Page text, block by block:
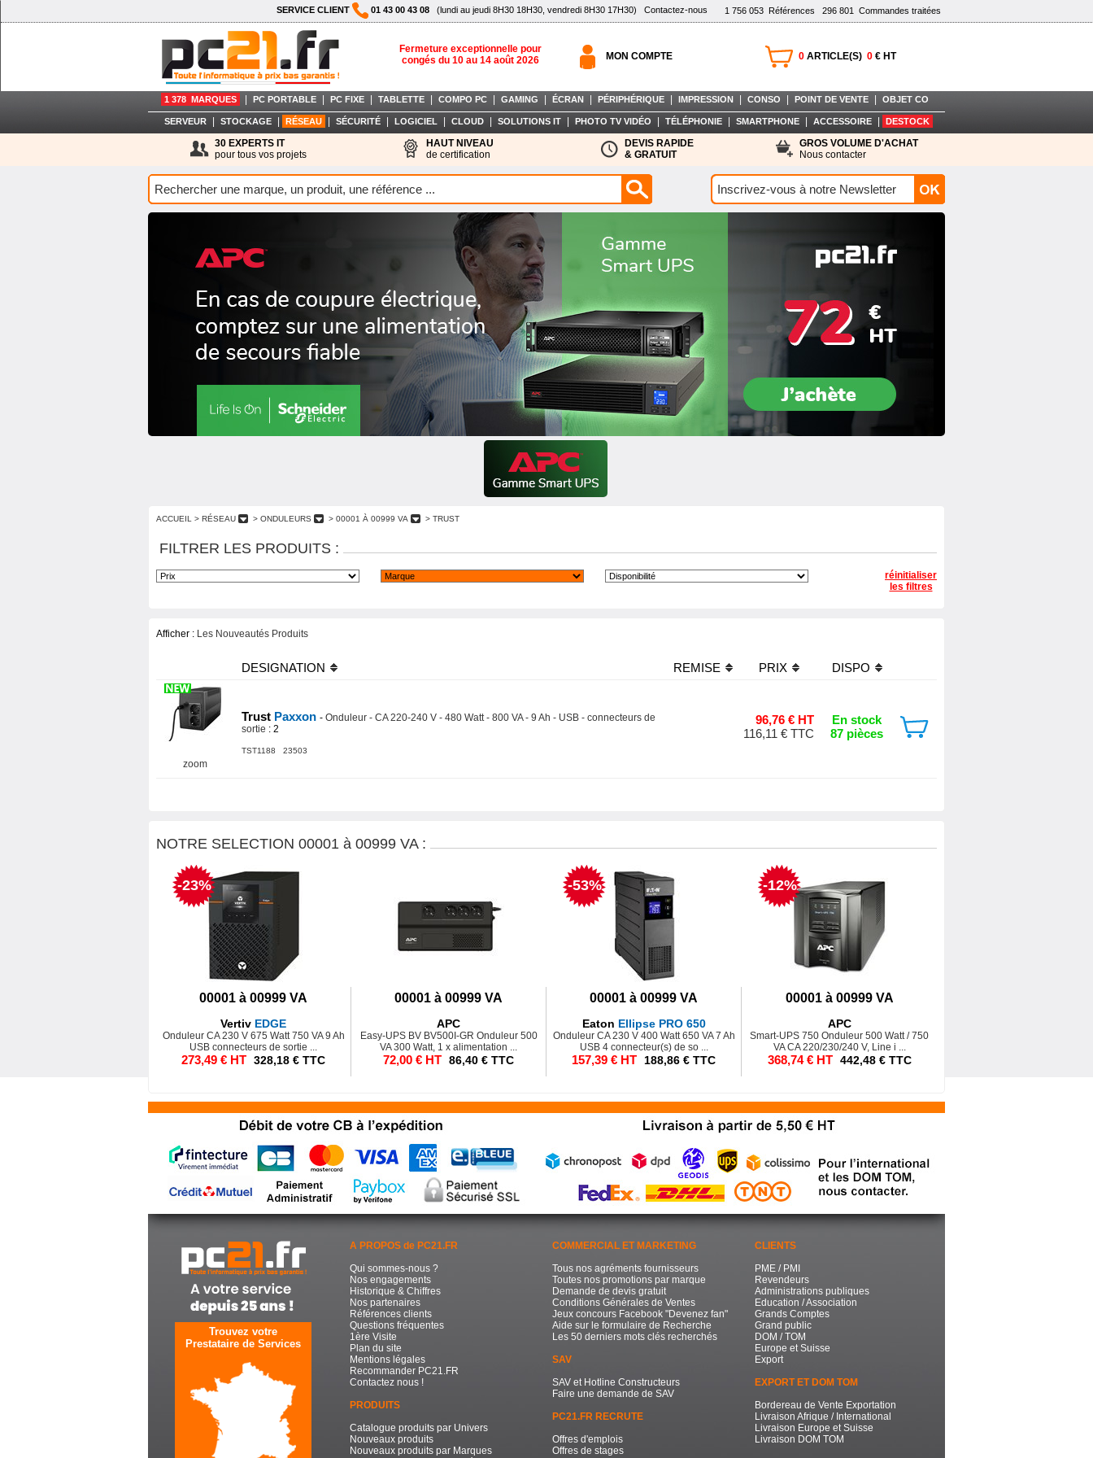
1 756 053 Références 296 801 Commandes traitées
SERVICE CLIENT 01 43 00 43 08 (lundi au jeudi 8H30 18H30, vendredi 8H30 17H30) Contactez-nous
Fermeture exceptionnelle pour
congés du 10 au 14 août 2026
0 ARTICLE(S) 0 € HT
MON COMPTE
1 378 MARQUES PC PORTABLE PC FIXE TABLETTE COMPO PC GAMING ÉCRAN PÉRIPHÉRIQUE IMPRESSION CONSO POINT DE VENTE OBJET CO
SERVEUR STOCKAGE RÉSEAU SÉCURITÉ LOGICIEL CLOUD SOLUTIONS IT PHOTO TV VIDÉO TÉLÉPHONIE SMARTPHONE ACCESSOIRE DESTOCK
30 EXPERTS IT
pour tous vos projets
HAUT NIVEAU
de certification
DEVIS RAPIDE
& GRATUIT
GROS VOLUME D'ACHAT
Nous contacter
ACCUEIL > RÉSEAU > ONDULEURS > 00001 À 00999 VA > TRUST
FILTRER LES PRODUITS :
réinitialiser
les filtres
Afficher : Les Nouveautés Produits
DESIGNATION REMISE PRIX DISPO
zoom
Trust Paxxon - Onduleur - CA 220-240 V - 480 Watt - 800 VA - 9 Ah - USB - connecteurs de
sortie : 2
TST1188 23503
96,76 € HT
116,11 € TTC
En stock
87 pièces
NOTRE SELECTION 00001 à 00999 VA :
-23%
00001 à 00999 VA
Vertiv EDGE
Onduleur CA 230 V 675 Watt 750 VA 9 Ah
USB connecteurs de sortie ...
273,49 € HT 328,18 € TTC
00001 à 00999 VA
APC
Easy-UPS BV BV500I-GR Onduleur 500
VA 300 Watt, 1 x alimentation ...
72,00 € HT 86,40 € TTC
-53%
00001 à 00999 VA
Eaton Ellipse PRO 650
Onduleur CA 230 V 400 Watt 650 VA 7 Ah
USB 4 connecteur(s) de so ...
157,39 € HT 188,86 € TTC
-12%
00001 à 00999 VA
APC
Smart-UPS 750 Onduleur 500 Watt / 750
VA CA 220/230/240 V, Line i ...
368,74 € HT 442,48 € TTC
Trouvez votre
Prestataire de Services
A PROPOS de PC21.FR
Qui sommes-nous ?
Nos engagements
Historique & Chiffres
Nos partenaires
Références clients
Questions fréquentes
1ère Visite
Plan du site
Mentions légales
Recommander PC21.FR
Contactez nous !
PRODUITS
Catalogue produits par Univers
Nouveaux produits
Nouveaux produits par Marques
COMMERCIAL ET MARKETING
Tous nos agréments fournisseurs
Toutes nos promotions par marque
Demande de devis gratuit
Conditions Générales de Ventes
Jeux concours Facebook "Devenez fan"
Aide sur le formulaire de Recherche
Les 50 derniers mots clés recherchés
SAV
SAV et Hotline Constructeurs
Faire une demande de SAV
PC21.FR RECRUTE
Offres d'emplois
Offres de stages
CLIENTS
PME / PMI
Revendeurs
Administrations publiques
Education / Association
Grands Comptes
Grand public
DOM / TOM
Europe et Suisse
Export
EXPORT ET DOM TOM
Bordereau de Vente Exportation
Livraison Afrique / International
Livraison Europe et Suisse
Livraison DOM TOM